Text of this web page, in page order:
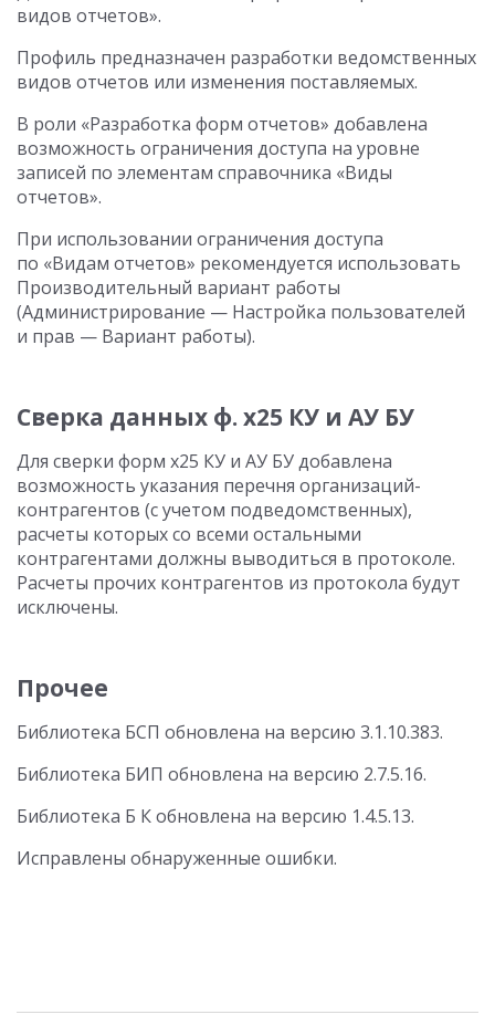
видов отчетов».
Профиль предназначен разработки ведомственных
видов отчетов или изменения поставляемых.
В роли «Разработка форм отчетов» добавлена
возможность ограничения доступа на уровне
записей по элементам справочника «Виды
отчетов».
При использовании ограничения доступа
по «Видам отчетов» рекомендуется использовать
Производительный вариант работы
(Администрирование — Настройка пользователей
и прав — Вариант работы).
Сверка данных ф. х25 КУ и АУ БУ
Для сверки форм х25 КУ и АУ БУ добавлена
возможность указания перечня организаций-
контрагентов (с учетом подведомственных),
расчеты которых со всеми остальными
контрагентами должны выводиться в протоколе.
Расчеты прочих контрагентов из протокола будут
исключены.
Прочее
Библиотека БСП обновлена на версию 3.1.10.383.
Библиотека БИП обновлена на версию 2.7.5.16.
Библиотека Б Кобновлена на версию 1.4.5.13.
Исправлены обнаруженные ошибки.